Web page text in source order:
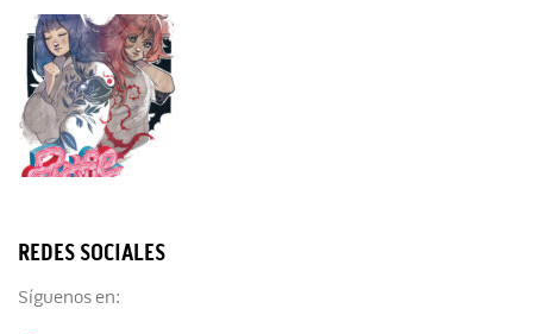
REDES SOCIALES
Síguenos en: